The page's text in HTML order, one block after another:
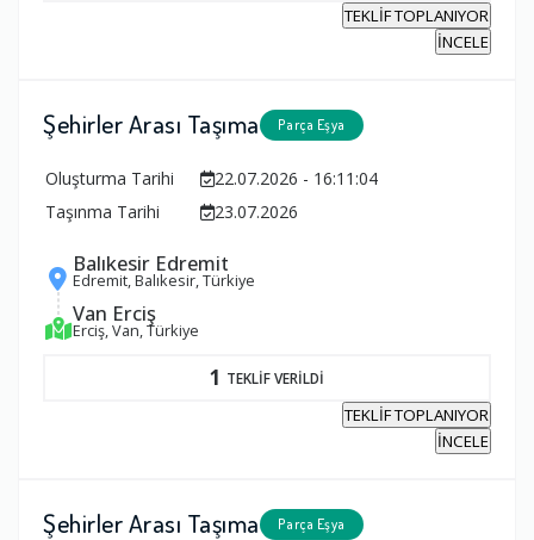
TEKLİF TOPLANIYOR
İNCELE
Şehirler Arası Taşıma Parça Eşya
Oluşturma Tarihi
22.07.2026 - 16:11:04
Taşınma Tarihi
23.07.2026
Balıkesir Edremit
Edremit, Balıkesir, Türkiye
Van Erciş
Erciş, Van, Türkiye
1 TEKLİF VERİLDİ
TEKLİF TOPLANIYOR
İNCELE
Şehirler Arası Taşıma Parça Eşya